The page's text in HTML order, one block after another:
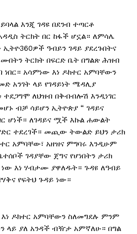
እንጂ ገዳዩ በደንብ ተጣርቶ
ትርክት በር ከፋች ሆኗል። ለምሳሌ
ኢትዮ360ዎች ዓብይን ገዳይ ያደረጉበትና
ትርክት በፍርድ ቤት በግልጽ ሕዝብ
ነበር። አሳምነው እነ ዶክተር አምባቸውን
አንገት ላይ የገዳይነት ሜዳሊያ
ተደጋግሞ ለህዝብ በቅብብሎሽ እንዲነገር
ብቻ ሳይሆን ኢትዮጵያ “ ገዳይና
ሆነች። ለገዳይና ሟች እኩል ሐውልት
ተደረገች። መጪው ትውልድ ይህን ታሪክ
አምባቸው፣ አዘዝና ምግባሩ እንዲሁም
ገዳያቸው ጀግና የሆነበትን ታሪክ
ነው እነ ሃብታሙ ያዋለዱት። ጉዳዩ ለዓብይ
የፍትህ ጉዳይ ነው።
ዶክተር አምባቸውን ስለመግደሉ ምንም
ላይ ያለ አንዳች ብዥታ አምኛለሁ። በግል